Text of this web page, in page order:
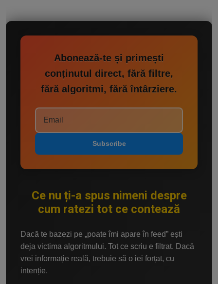
Abonează-te și primești
conținutul direct, fără filtre,
fără algoritmi, fără întârziere.
Subscribe
Ce nu ți-a spus nimeni despre
cum ratezi tot ce contează
Dacă te bazezi pe „poate îmi apare în feed” ești
deja victima algoritmului. Tot ce scriu e filtrat. Dacă
vrei informație reală, trebuie să o iei forțat, cu
intenție.